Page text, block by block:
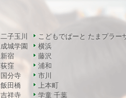
二子玉川
成城学園
新宿
荻窪
国分寺
飯田橋
吉祥寺
こどもでぱーと たまプラー
横浜
藤沢
浦和
市川
上本町
学童 千葉